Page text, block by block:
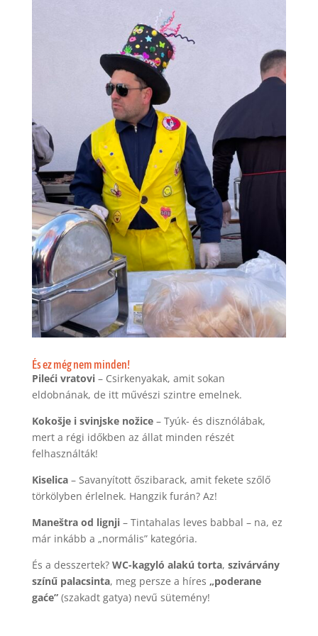
És ez még nem minden!
Pileći vratovi– Csirkenyakak, amit sokan
eldobnának, de itt művészi szintre emelnek.
Kokošje i svinjske nožice– Tyúk- és disznólábak,
mert a régi időkben az állat minden részét
felhasználták!
Kiselica– Savanyított őszibarack, amit fekete szőlő
törkölyben érlelnek. Hangzik furán? Az!
Maneštra od lignji– Tintahalas leves babbal – na, ez
már inkább a „normális” kategória.
És a desszertek? WC-kagyló alakú torta, szivárvány
színű palacsinta, meg persze a híres „poderane
gaće”(szakadt gatya) nevű sütemény!